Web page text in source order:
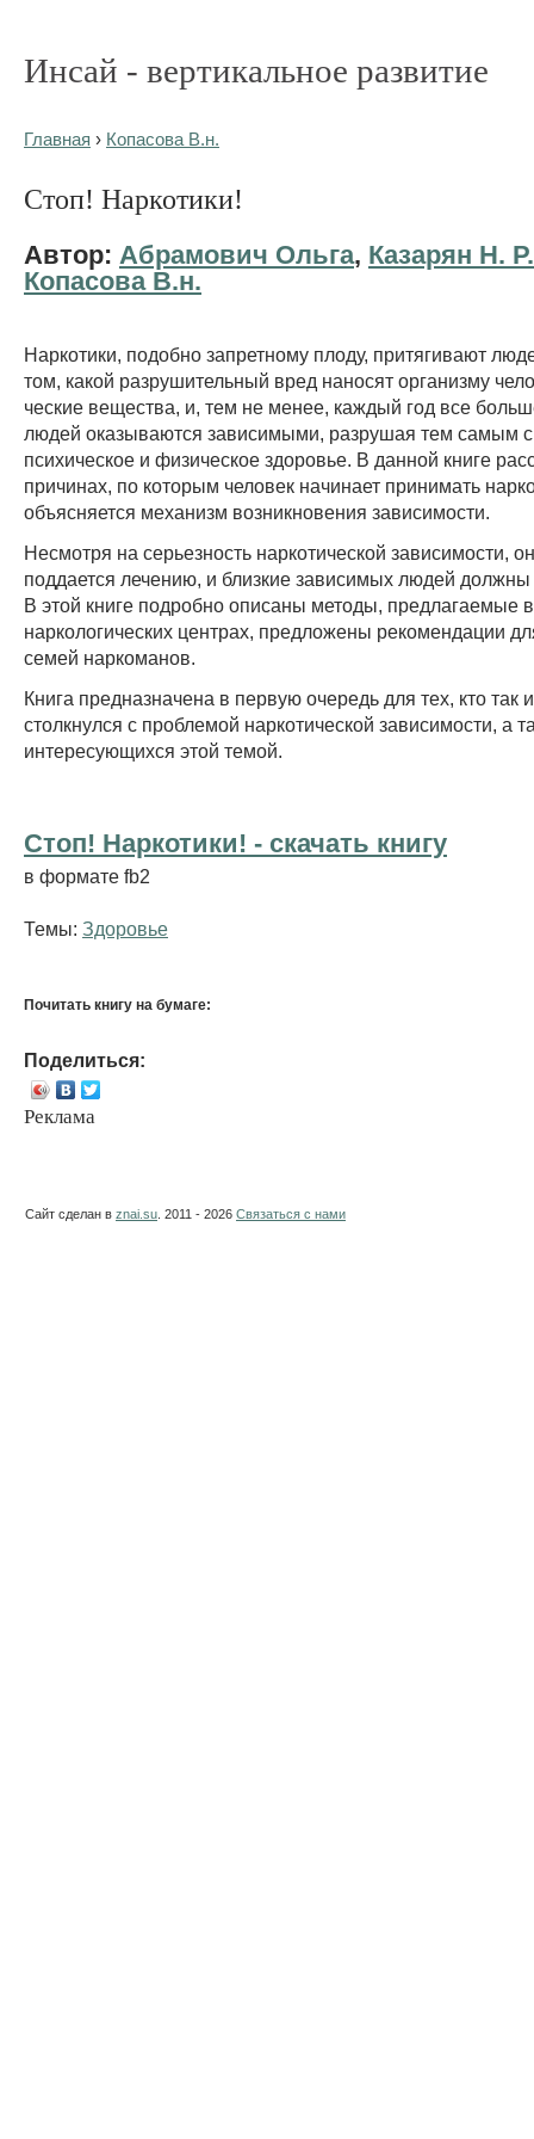
Инсай - вертикальное развитие
Главная › Копасова В.н.
Стоп! Наркотики!
Автор: Абрамович Ольга, Казарян Н. Р.
Копасова В.н.
Наркотики, подобно запретному плоду, притягивают
том, какой разрушительный вред наносят организму
ческие вещества, и, тем не менее, каждый год все
людей оказываются зависимыми, разрушая тем самым
психическое и физическое здоровье. В данной книге
причинах, по которым человек начинает принимать
объясняется механизм возникновения зависимости.
Несмотря на серьезность наркотической зависимости,
поддается лечению, и близкие зависимых людей должны
В этой книге подробно описаны методы, предлагаемые
наркологических центрах, предложены рекомендации
семей наркоманов.
Книга предназначена в первую очередь для тех, кто так
столкнулся с проблемой наркотической зависимости, а
интересующихся этой темой.
Стоп! Наркотики! - cкачать книгу
в формате fb2
Темы: Здоровье
Почитать книгу на бумаге:
Поделиться:
Реклама
Сайт сделан в znai.su . 2011 - 2026 Связаться с нами